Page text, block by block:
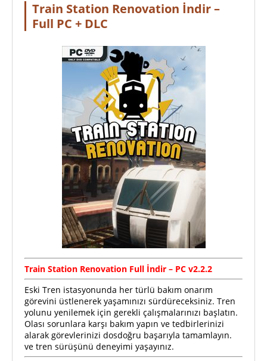
Train Station Renovation İndir –
Full PC + DLC
Train Station Renovation Full İndir – PC v2.2.2
Eski Tren istasyonunda her türlü bakım onarım
görevini üstlenerek yaşamınızı sürdüreceksiniz. Tren
yolunu yenilemek için gerekli çalışmalarınızı başlatın.
Olası sorunlara karşı bakım yapın ve tedbirlerinizi
alarak görevlerinizi dosdoğru başarıyla tamamlayın.
ve tren sürüşünü deneyimi yaşayınız.